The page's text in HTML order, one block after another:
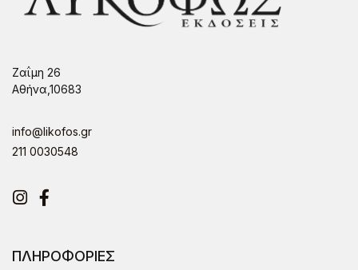
Ζαΐμη 26
Αθήνα,10683
info@likofos.gr
211 0030548
Instagram
Facebook
ΠΛΗΡΟΦΟΡΙΕΣ